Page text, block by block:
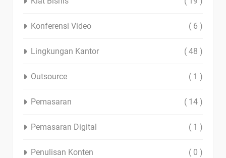
Konferensi Video ( 6 )
Lingkungan Kantor ( 48 )
Outsource ( 1 )
Pemasaran ( 14 )
Pemasaran Digital ( 1 )
Penulisan Konten ( 0 )